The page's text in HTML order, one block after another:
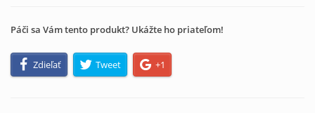
Páči sa Vám tento produkt? Ukážte ho priateľom!
Zdieľať Tweet +1